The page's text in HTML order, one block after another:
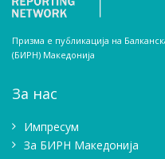
Призма е публикација на
(БИРН) Македонија
За нас
Импресум
Зa БИРН Македонија